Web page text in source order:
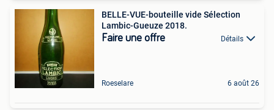
BELLE-VUE-bouteille vide Sélection
Lambic-Gueuze 2018.
Faire une offre Détails
Roeselare 6 août 26